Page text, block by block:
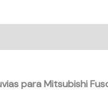
para Mitsubishi